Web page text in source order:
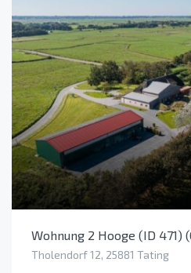
Wohnung 2 Hooge (ID 471)
Tholendorf 12, 25881 Tating